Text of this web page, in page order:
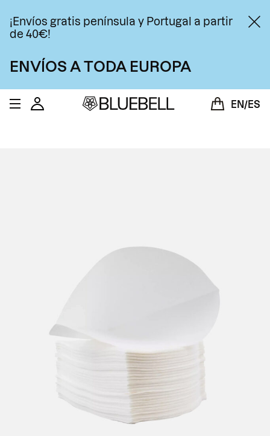
¡Envíos gratis península y Portugal a partir
de 40€!
ENVÍOS A TODA EUROPA
Bluebell Coffee Co
Cuenta Carrito
EN ES